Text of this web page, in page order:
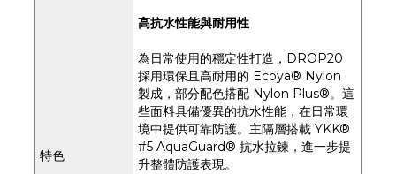
特色
高抗水性能與耐用性
為日常使用的穩定性打造，DROP20
採用環保且高耐用的 Ecoya® Nylon
製成，部分配色搭配 Nylon Plus®。這
些面料具備優異的抗水性能，在日常環
境中提供可靠防護。主隔層搭載 YKK®
#5 AquaGuard® 抗水拉鍊，進一步提
升整體防護表現。